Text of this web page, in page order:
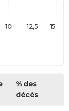
10 12,5 15
% des
décès